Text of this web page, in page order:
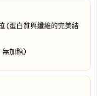
(蛋白質與纖維的完美結
無加糖)